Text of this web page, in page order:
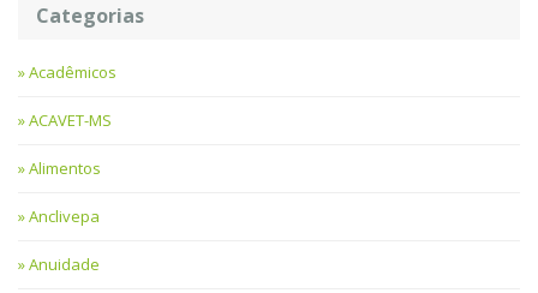
Categorias
Acadêmicos
ACAVET-MS
Alimentos
Anclivepa
Anuidade